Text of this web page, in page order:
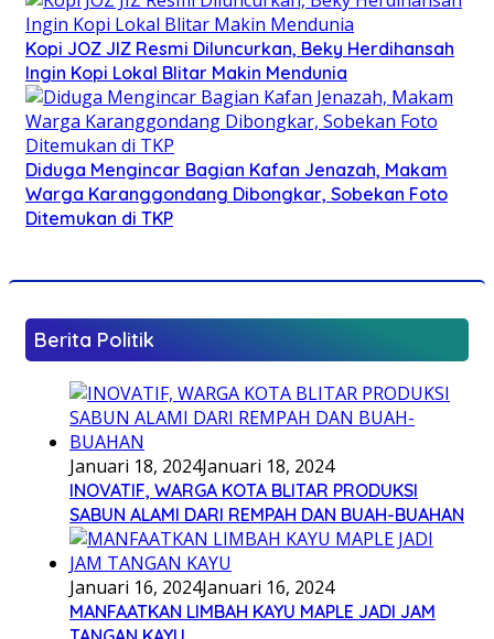
Kopi JOZ JIZ Resmi Diluncurkan, Beky Herdihansah
Ingin Kopi Lokal Blitar Makin Mendunia
Diduga Mengincar Bagian Kafan Jenazah, Makam
Warga Karanggondang Dibongkar, Sobekan Foto
Ditemukan di TKP
Berita Politik
Januari 18, 2024Januari 18, 2024
INOVATIF, WARGA KOTA BLITAR PRODUKSI
SABUN ALAMI DARI REMPAH DAN BUAH-BUAHAN
Januari 16, 2024Januari 16, 2024
MANFAATKAN LIMBAH KAYU MAPLE JADI JAM